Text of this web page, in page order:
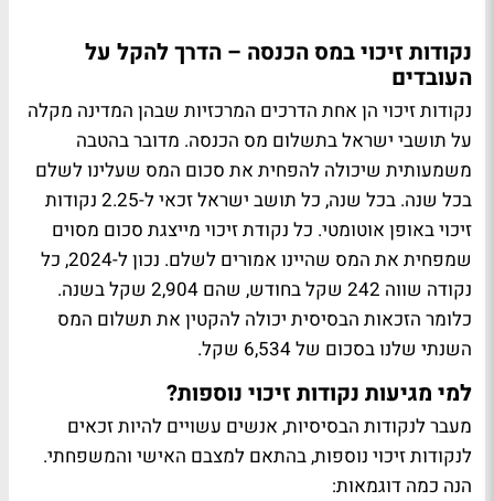
נקודות זיכוי במס הכנסה – הדרך להקל על
העובדים
נקודות זיכוי הן אחת הדרכים המרכזיות שבהן המדינה מקלה
על תושבי ישראל בתשלום מס הכנסה. מדובר בהטבה
משמעותית שיכולה להפחית את סכום המס שעלינו לשלם
בכל שנה. בכל שנה, כל תושב ישראל זכאי ל-2.25 נקודות
זיכוי באופן אוטומטי. כל נקודת זיכוי מייצגת סכום מסוים
שמפחית את המס שהיינו אמורים לשלם. נכון ל-2024, כל
נקודה שווה 242 שקל בחודש, שהם 2,904 שקל בשנה.
כלומר הזכאות הבסיסית יכולה להקטין את תשלום המס
השנתי שלנו בסכום של 6,534 שקל.
למי מגיעות נקודות זיכוי נוספות?
מעבר לנקודות הבסיסיות, אנשים עשויים להיות זכאים
לנקודות זיכוי נוספות, בהתאם למצבם האישי והמשפחתי.
הנה כמה דוגמאות: